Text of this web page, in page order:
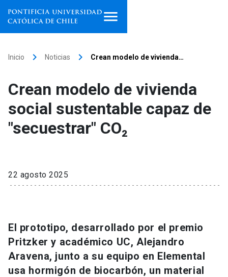
Facultades, escuelas e
institutos
Investigación
Extensión
Universidad
Información para keyboard_arrow_down
Inicio keyboard_arrow_right Noticias keyboard_arrow_right Crean modelo de vivienda…
Crean modelo de vivienda
social sustentable capaz de
"secuestrar" CO₂
22 agosto 2025
El prototipo, desarrollado por el premio
Pritzker y académico UC, Alejandro
Aravena, junto a su equipo en Elemental
usa hormigón de biocarbón, un material